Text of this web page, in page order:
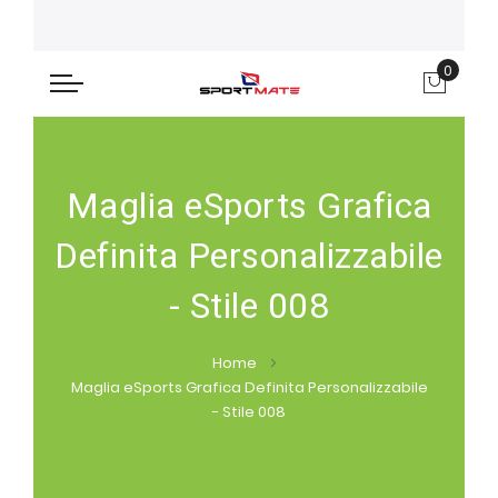
0
Maglia eSports Grafica
Definita Personalizzabile
- Stile 008
Home
Maglia eSports Grafica Definita Personalizzabile
- Stile 008